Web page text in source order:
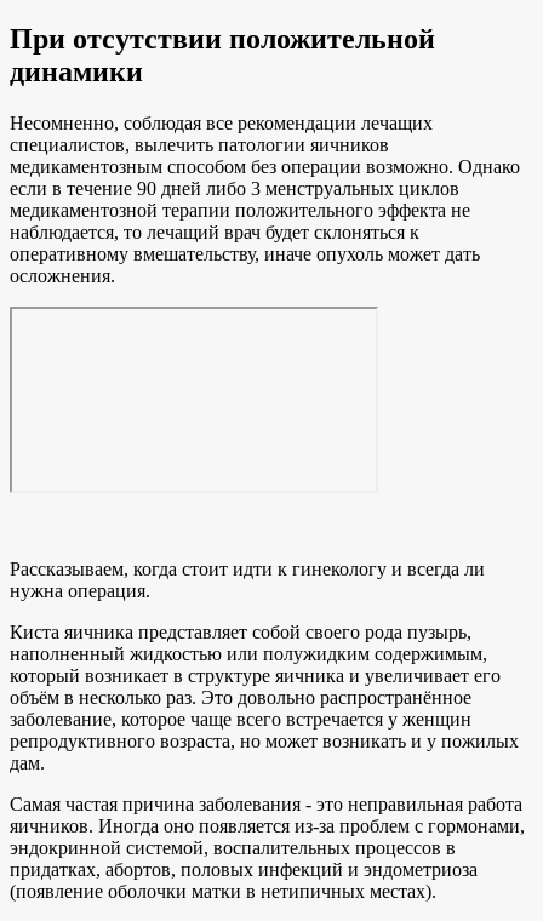
При отсутствии положительной
динамики
Несомненно, соблюдая все рекомендации лечащих
специалистов, вылечить патологии яичников
медикаментозным способом без операции возможно. Однако
если в течение 90 дней либо 3 менструальных циклов
медикаментозной терапии положительного эффекта не
наблюдается, то лечащий врач будет склоняться к
оперативному вмешательству, иначе опухоль может дать
осложнения.
Рассказываем, когда стоит идти к гинекологу и всегда ли
нужна операция.
Киста яичника представляет собой своего рода пузырь,
наполненный жидкостью или полужидким содержимым,
который возникает в структуре яичника и увеличивает его
объём в несколько раз. Это довольно распространённое
заболевание, которое чаще всего встречается у женщин
репродуктивного возраста, но может возникать и у пожилых
дам.
Самая частая причина заболевания - это неправильная работа
яичников. Иногда оно появляется из-за проблем с гормонами,
эндокринной системой, воспалительных процессов в
придатках, абортов, половых инфекций и эндометриоза
(появление оболочки матки в нетипичных местах).